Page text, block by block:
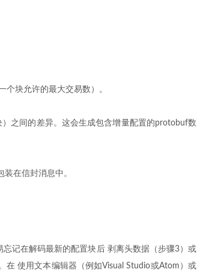
个块允许的最大交易数）。
之间的差异。这会生成包含增量配置的protobuf数
在信封消息中。
记在解码最新的配置块后 剥离头数据（步骤3）或
在 使用文本编辑器（例如Visual Studio或Atom）或